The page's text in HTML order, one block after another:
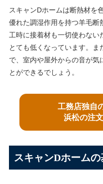
スキャンDホームは断熱材を
優れた調湿作用を持つ羊毛断
工時に接着材も一切使わな
とても低くなっています。
で、室内や屋外からの音が気
とができるでしょう。
工務店独自
浜松の注
スキャンDホーム